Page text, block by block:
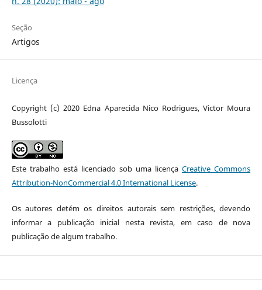
Seção
Artigos
Licença
Copyright (c) 2020 Edna Aparecida Nico Rodrigues, Victor Moura
Bussolotti
Este trabalho está licenciado sob uma licençaCreative Commons
Attribution-NonCommercial 4.0 International License.
Os autores detém os direitos autorais sem restrições, devendo
informar a publicação inicial nesta revista, em caso de nova
publicação de algum trabalho.